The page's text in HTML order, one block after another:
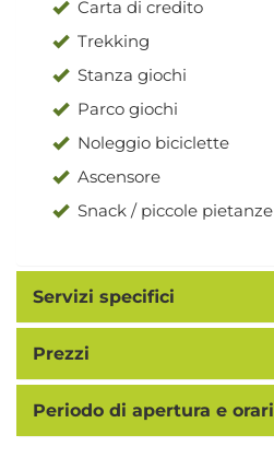
Carta di credito
Trekking
Stanza giochi
Parco giochi
Noleggio biciclette
Ascensore
Snack / piccole pietanze
Servizi specifici
Prezzi
Periodo di apertura e orari